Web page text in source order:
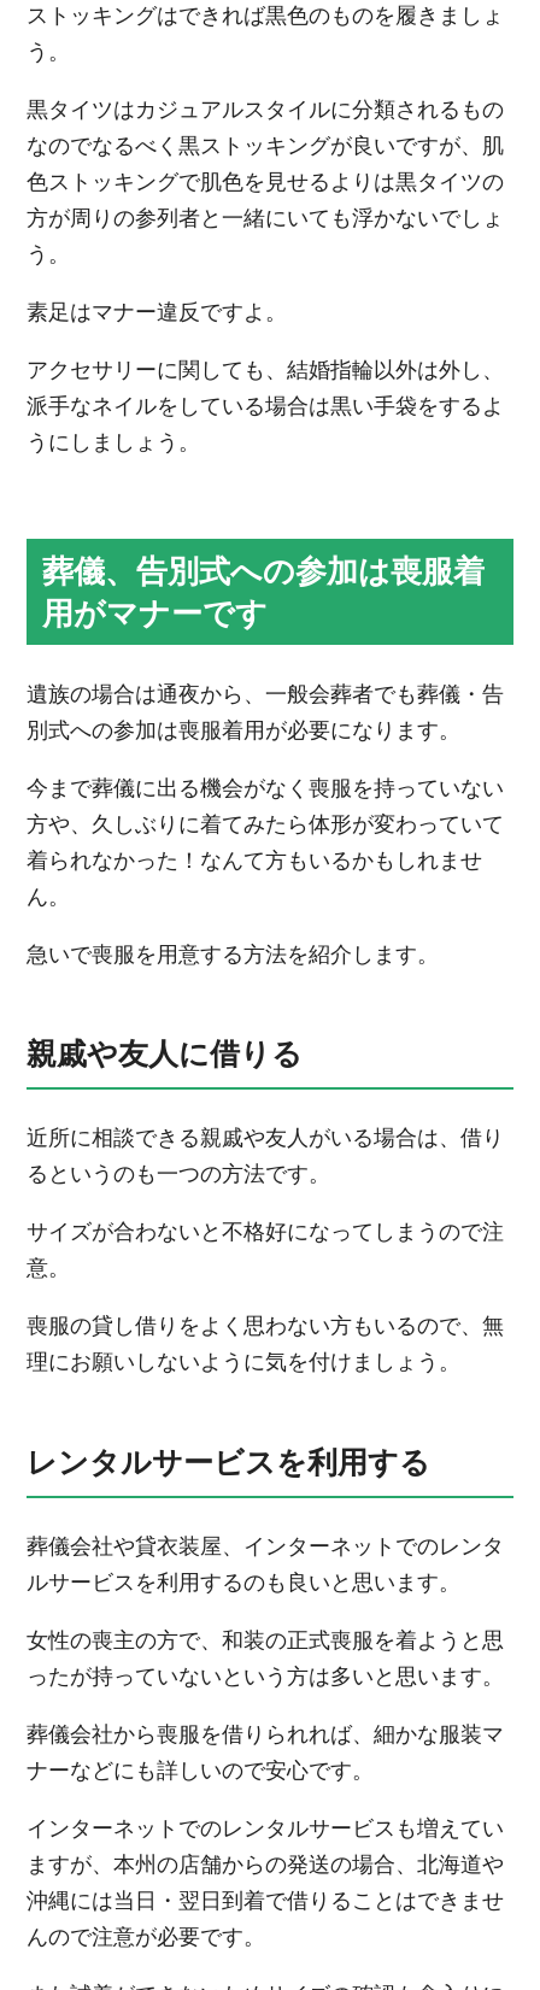
ストッキングはできれば黒色のものを履きましょ
う。
黒タイツはカジュアルスタイルに分類されるもの
なのでなるべく黒ストッキングが良いですが、肌
色ストッキングで肌色を見せるよりは黒タイツの
方が周りの参列者と一緒にいても浮かないでしょ
う。
素足はマナー違反ですよ。
アクセサリーに関しても、結婚指輪以外は外し、
派手なネイルをしている場合は黒い手袋をするよ
うにしましょう。
葬儀、告別式への参加は喪服着
用がマナーです
遺族の場合は通夜から、一般会葬者でも葬儀・告
別式への参加は喪服着用が必要になります。
今まで葬儀に出る機会がなく喪服を持っていない
方や、久しぶりに着てみたら体形が変わっていて
着られなかった！なんて方もいるかもしれませ
ん。
急いで喪服を用意する方法を紹介します。
親戚や友人に借りる
近所に相談できる親戚や友人がいる場合は、借り
るというのも一つの方法です。
サイズが合わないと不格好になってしまうので注
意。
喪服の貸し借りをよく思わない方もいるので、無
理にお願いしないように気を付けましょう。
レンタルサービスを利用する
葬儀会社や貸衣装屋、インターネットでのレンタ
ルサービスを利用するのも良いと思います。
女性の喪主の方で、和装の正式喪服を着ようと思
ったが持っていないという方は多いと思います。
葬儀会社から喪服を借りられれば、細かな服装マ
ナーなどにも詳しいので安心です。
インターネットでのレンタルサービスも増えてい
ますが、本州の店舗からの発送の場合、北海道や
沖縄には当日・翌日到着で借りることはできませ
んので注意が必要です。